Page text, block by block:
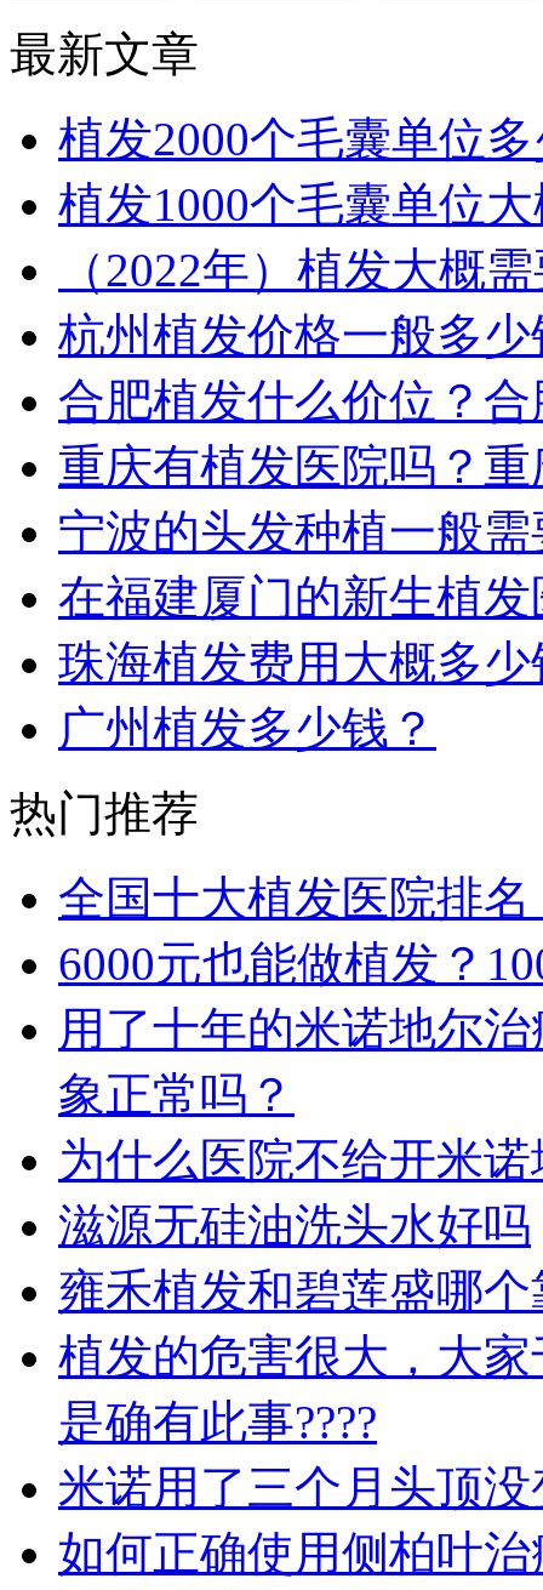
最新文章
植发2000个毛囊单位
植发1000个毛囊单位
（2022年）植发大概
杭州植发价格一般多少
合肥植发什么价位？
重庆有植发医院吗？
宁波的头发种植一般
在福建厦门的新生植
珠海植发费用大概多
广州植发多少钱？
热门推荐
全国十大植发医院排
6000元也能做植发？
用了十年的米诺地尔
象正常吗？
为什么医院不给开米
滋源无硅油洗头水好吗
雍禾植发和碧莲盛哪
植发的危害很大，大
是确有此事????
米诺用了三个月头顶没
如何正确使用侧柏叶